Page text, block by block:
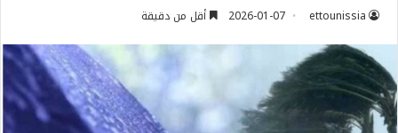
ettounissia
2026-01-07 أقل من دقيقة